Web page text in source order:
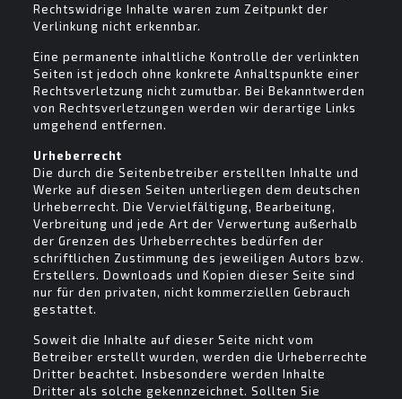
Rechtswidrige Inhalte waren zum Zeitpunkt der
Verlinkung nicht erkennbar.
Eine permanente inhaltliche Kontrolle der verlinkten
Seiten ist jedoch ohne konkrete Anhaltspunkte einer
Rechtsverletzung nicht zumutbar. Bei Bekanntwerden
von Rechtsverletzungen werden wir derartige Links
umgehend entfernen.
Urheberrecht
Die durch die Seitenbetreiber erstellten Inhalte und
Werke auf diesen Seiten unterliegen dem deutschen
Urheberrecht. Die Vervielfältigung, Bearbeitung,
Verbreitung und jede Art der Verwertung außerhalb
der Grenzen des Urheberrechtes bedürfen der
schriftlichen Zustimmung des jeweiligen Autors bzw.
Erstellers. Downloads und Kopien dieser Seite sind
nur für den privaten, nicht kommerziellen Gebrauch
gestattet.
Soweit die Inhalte auf dieser Seite nicht vom
Betreiber erstellt wurden, werden die Urheberrechte
Dritter beachtet. Insbesondere werden Inhalte
Dritter als solche gekennzeichnet. Sollten Sie